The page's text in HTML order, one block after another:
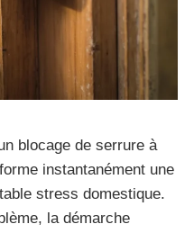
blocage de serrure à
instantanément une
stress domestique.
la démarche